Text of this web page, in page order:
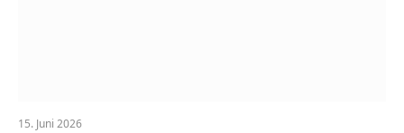
15. Juni 2026